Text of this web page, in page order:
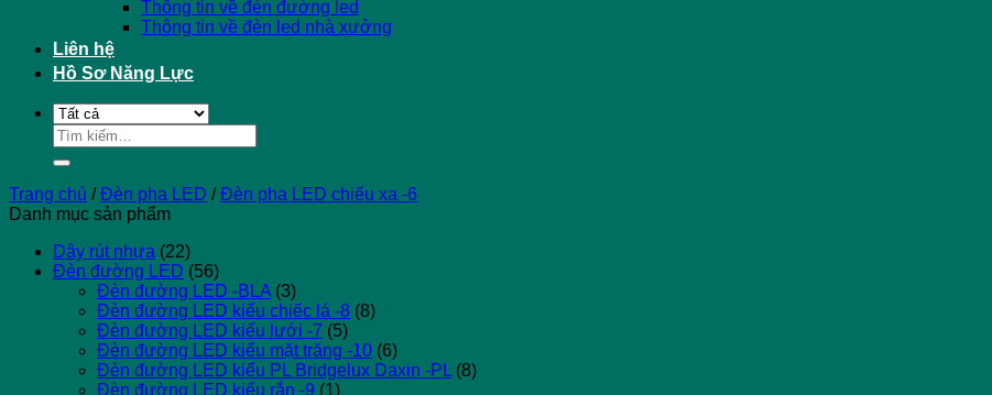
Thông tin về đèn đường led
Thông tin về đèn led nhà xưởng
Liên hệ
Hồ Sơ Năng Lực
Tìm
kiếm:
Trang chủ / Đèn pha LED / Đèn pha LED chiếu xa -6
Danh mục sản phẩm
Dây rút nhựa (22)
Đèn đường LED (56)
Đèn đường LED -BLA (3)
Đèn đường LED kiểu chiếc lá -8 (8)
Đèn đường LED kiểu lưới -7 (5)
Đèn đường LED kiểu mặt trăng -10 (6)
Đèn đường LED kiểu PL Bridgelux Daxin -PL (8)
Đèn đường LED kiểu rắn -9 (1)